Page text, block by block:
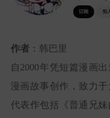
作者：韩巴里
自2000年凭短篇漫画
漫画故事创作，致力
代表作包括《普通兄